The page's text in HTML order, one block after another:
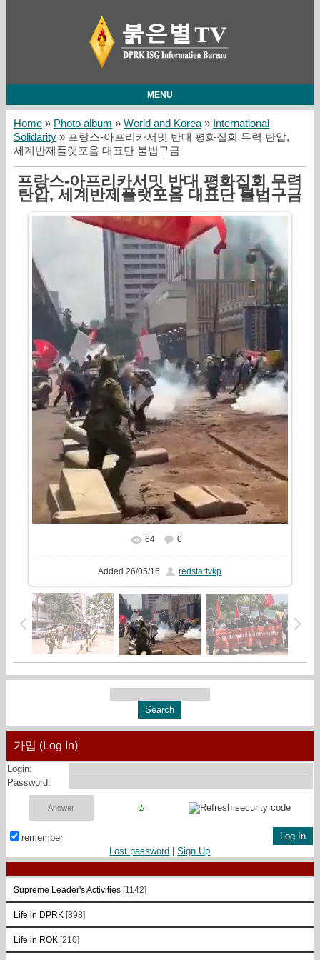
MENU
Home» Photo album » World and Korea» International
Solidarity» 프랑스-아프리카서밋 반대 평화집회 무력 탄압,
세계반제플랫포옴 대표단 불법구금
프랑스-아프리카서밋 반대 평화집회 무력
탄압, 세계반제플랫포옴 대표단 불법구금
64 0
Added 26/05/16 redstartvkp
가입 (Log In)
Login:
Password:
remember
Lost password |Sign Up
Supreme Leader's Activities [1142]
Life in DPRK [898]
Life in ROK [210]